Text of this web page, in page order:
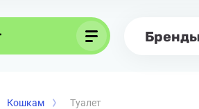
Кошкам Туалет